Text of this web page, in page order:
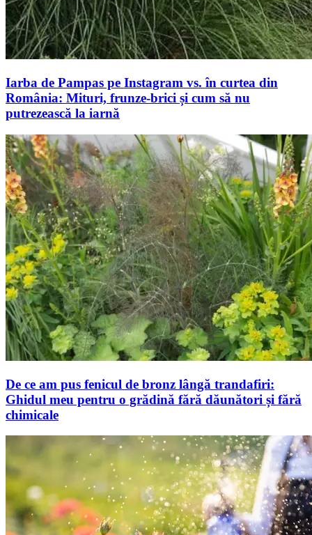
Iarba de Pampas pe Instagram vs. în curtea din
România: Mituri, frunze-brici și cum să nu
putrezească la iarnă
De ce am pus fenicul de bronz lângă trandafiri:
Ghidul meu pentru o grădină fără dăunători și fără
chimicale